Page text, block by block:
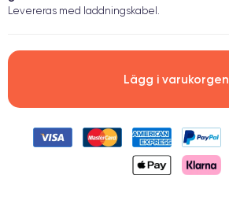
Levereras med laddningskabel.
Lägg i varukorgen